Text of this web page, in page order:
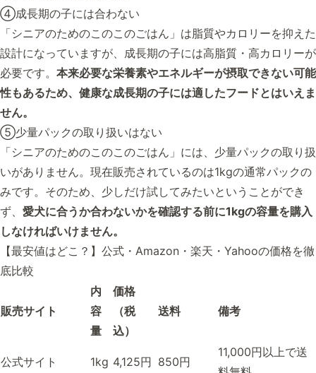
④成長期の子には合わない
「シニアのためのこのこのごはん」は脂質やカロリーを抑えた
設計になっていますが、成長期の子には高脂質・高カロリーが
必要です。 本来必要な栄養素やエネルギーが摂取できない可能
性もあるため、健康な成長期の子には適したフードとはいえま
せん。
⑤少量パックの取り扱いはない
「シニアのためのこのこのごはん」には、少量パックの取り扱
いがありません。現在販売されているのは1kgの通常パックの
みです。そのため、少しだけ試してみたいということができ
ず、 愛犬に合うか合わないかを確認する前に1kgの容量を購入
しなければいけません。
【最安値はどこ？】公式・Amazon・楽天・Yahooの価格を徹
底比較
販売サイト
内
容
量
価格
（税
込）
送料 備考
公式サイト 1kg 4,125円 850円
11,000円以上で送